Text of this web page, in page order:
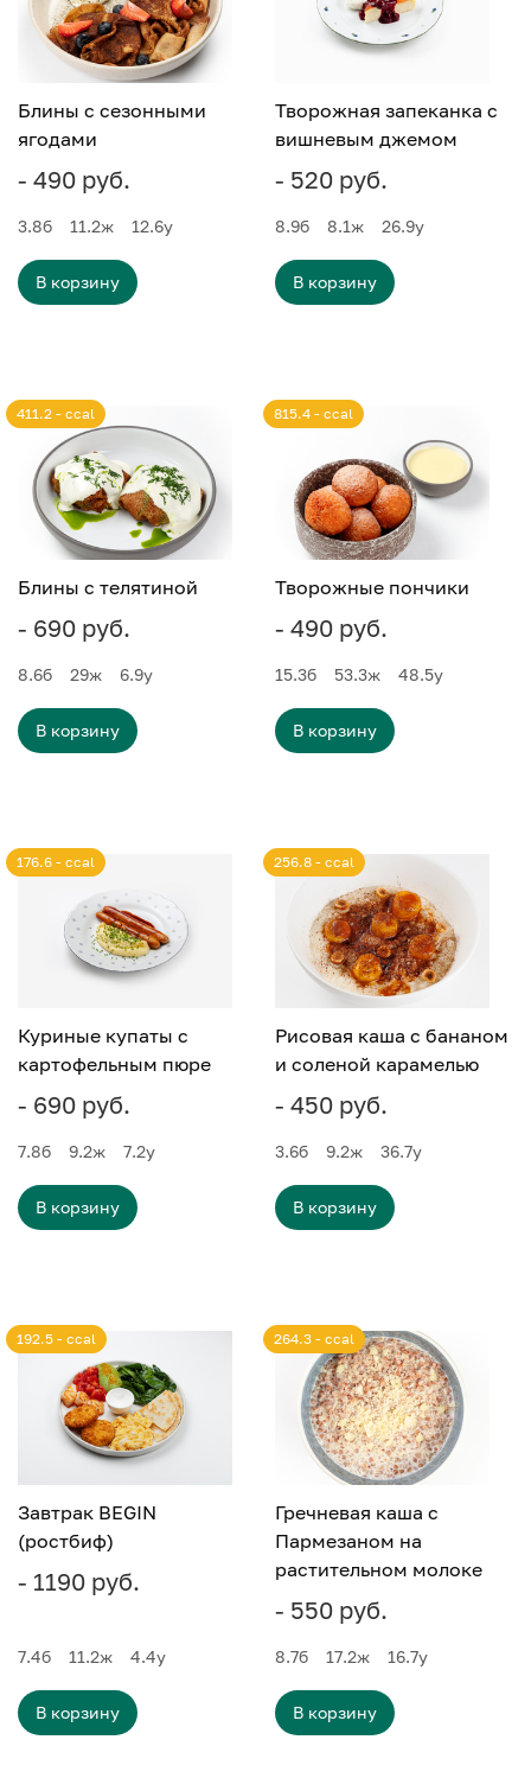
Блины с сезонными
ягодами
- 490 руб.
3.8б 11.2ж 12.6у
В корзину
Творожная запеканка с
вишневым джемом
- 520 руб.
8.9б 8.1ж 26.9у
В корзину
Блины с телятиной
- 690 руб.
411.2 - ccal
8.6б 29ж 6.9у
В корзину
Творожные пончики
- 490 руб.
815.4 - ccal
15.3б 53.3ж 48.5у
В корзину
Куриные купаты с
картофельным пюре
- 690 руб.
176.6 - ccal
7.8б 9.2ж 7.2у
В корзину
Рисовая каша с бананом
и соленой карамелью
- 450 руб.
256.8 - ccal
3.6б 9.2ж 36.7у
В корзину
Завтрак BEGIN
(ростбиф)
- 1190 руб.
192.5 - ccal
7.4б 11.2ж 4.4у
В корзину
Гречневая каша с
Пармезаном на
растительном молоке
- 550 руб.
264.3 - ccal
8.7б 17.2ж 16.7у
В корзину